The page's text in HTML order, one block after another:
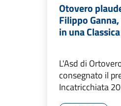
Otovero
Filippo
in una
L'Asd di
consegnato il
Incatricchiata